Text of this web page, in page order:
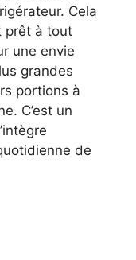
Cela
prêt à tout
une envie
grandes
portions à
C’est un
de